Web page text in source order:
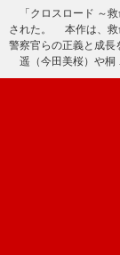
「クロスロード ～救
された。 本作は、救
警察官らの正義と成長
遥（今田美桜）や